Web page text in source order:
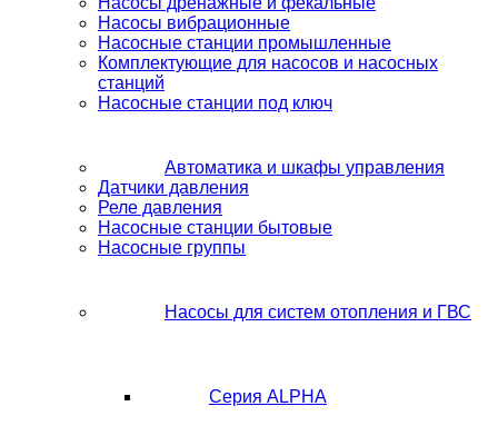
Насосы вибрационные
Насосные станции промышленные
Комплектующие для насосов и насосных
станций
Насосные станции под ключ
Автоматика и шкафы управления
Датчики давления
Реле давления
Насосные станции бытовые
Насосные группы
Насосы для систем отопления и ГВС
Серия ALPHA